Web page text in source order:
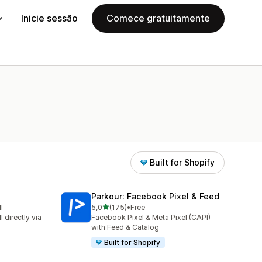
Inicie sessão Comece gratuitamente
Built for Shopify
directly via
Parkour: Facebook Pixel & Feed
5,0de 5 estrelas
(175)
175 total de avaliações
•Free
Facebook Pixel & Meta Pixel (CAPI)
with Feed & Catalog
Built for Shopify